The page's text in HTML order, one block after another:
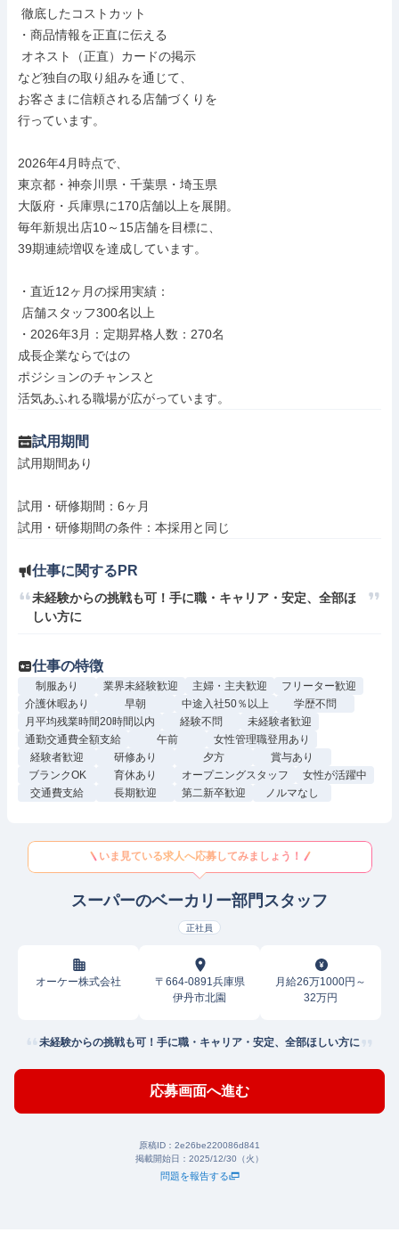
・商品情報を正直に伝える
など独自の取り組みを通じて、
お客さまに信頼される店舗づくりを
行っています。
2026年4月時点で、
東京都・神奈川県・千葉県・埼玉県
大阪府・兵庫県に170店舗以上を展開。
毎年新規出店10～15店舗を目標に、
39期連続増収を達成しています。
・直近12ヶ月の採用実績：
・2026年3月：定期昇格人数：270名
成長企業ならではの
ポジションのチャンスと
活気あふれる職場が広がっています。
試用期間
試用期間あり
試用・研修期間：6ヶ月
仕事に関するPR
未経験からの挑戦も可！手に職・キャリア・安定、全部ほ
しい方に
仕事の特徴
制服あり 業界未経験歓迎 主婦・主夫歓迎
フリーター歓迎
介護休暇あり
早朝 中途入社50％以上
学歴不問
月平均残業時間20時間以内
経験不問
未経験者歓迎
通勤交通費全額支給
午前
女性管理職登用あり
経験者歓迎
研修あり 夕方
賞与あり
ブランクOK
育休あり オープニングスタッフ
女性が活躍中
交通費支給
長期歓迎 第二新卒歓迎 ノルマなし
いま見ている求人へ応募してみましょう！
スーパーのベーカリー部門スタッフ
正社員
オーケー株式会社
〒664-0891兵庫県
伊丹市北園
月給26万1000円～
32万円
未経験からの挑戦も可！手に職・キャリア・安定、全部ほしい方に
応募画面へ進む
原稿ID： 2e26be220086d841
掲載開始日： 2025/12/30（火）
問題を報告する